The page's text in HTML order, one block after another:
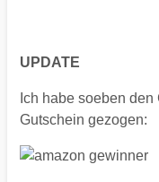
UPDATE
Ich habe soeben
Gutschein gezogen: